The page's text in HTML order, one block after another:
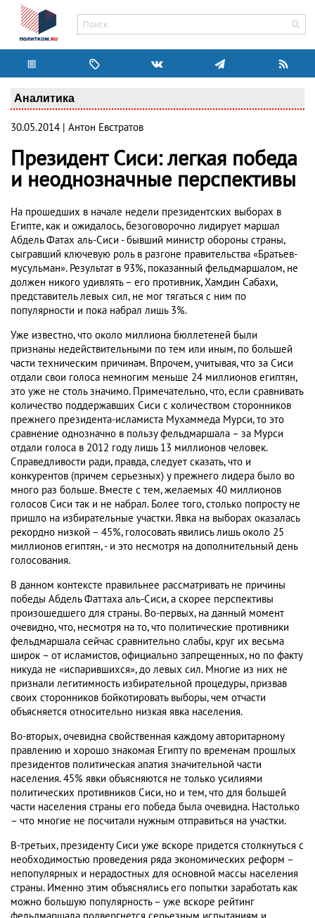
Аналитика
30.05.2014 | Антон Евстратов
Президент Сиси: легкая победа
и неоднозначные перспективы
На прошедших в начале недели президентских выборах в
Египте, как и ожидалось, безоговорочно лидирует маршал
Абдель Фатах аль-Сиси - бывший министр обороны страны,
сыгравший ключевую роль в разгоне правительства «Братьев-
мусульман». Результат в 93%, показанный фельдмаршалом, не
должен никого удивлять – его противник, Хамдин Сабахи,
представитель левых сил, не мог тягаться с ним по
популярности и пока набрал лишь 3%.
Уже известно, что около миллиона бюллетеней были
признаны недействительными по тем или иным, по большей
части техническим причинам. Впрочем, учитывая, что за Сиси
отдали свои голоса немногим меньше 24 миллионов египтян,
это уже не столь значимо. Примечательно, что, если сравнивать
количество поддержавших Сиси с количеством сторонников
прежнего президента-исламиста Мухаммеда Мурси, то это
сравнение однозначно в пользу фельдмаршала – за Мурси
отдали голоса в 2012 году лишь 13 миллионов человек.
Справедливости ради, правда, следует сказать, что и
конкурентов (причем серьезных) у прежнего лидера было во
много раз больше. Вместе с тем, желаемых 40 миллионов
голосов Сиси так и не набрал. Более того, столько попросту не
пришло на избирательные участки. Явка на выборах оказалась
рекордно низкой – 45%, голосовать явились лишь около 25
миллионов египтян, - и это несмотря на дополнительный день
голосования.
В данном контексте правильнее рассматривать не причины
победы Абдель Фаттаха аль-Сиси, а скорее перспективы
произошедшего для страны. Во-первых, на данный момент
очевидно, что, несмотря на то, что политические противники
фельдмаршала сейчас сравнительно слабы, круг их весьма
широк – от исламистов, официально запрещенных, но по факту
никуда не «испарившихся», до левых сил. Многие из них не
признали легитимность избирательной процедуры, призвав
своих сторонников бойкотировать выборы, чем отчасти
объясняется относительно низкая явка населения.
Во-вторых, очевидна свойственная каждому авторитарному
правлению и хорошо знакомая Египту по временам прошлых
президентов политическая апатия значительной части
населения. 45% явки объясняются не только усилиями
политических противников Сиси, но и тем, что для большей
части населения страны его победа была очевидна. Настолько
– что многие не посчитали нужным отправиться на участки.
В-третьих, президенту Сиси уже вскоре придется столкнуться с
необходимостью проведения ряда экономических реформ –
непопулярных и нерадостных для основной массы населения
страны. Именно этим объяснялись его попытки заработать как
можно большую популярность – уже вскоре рейтинг